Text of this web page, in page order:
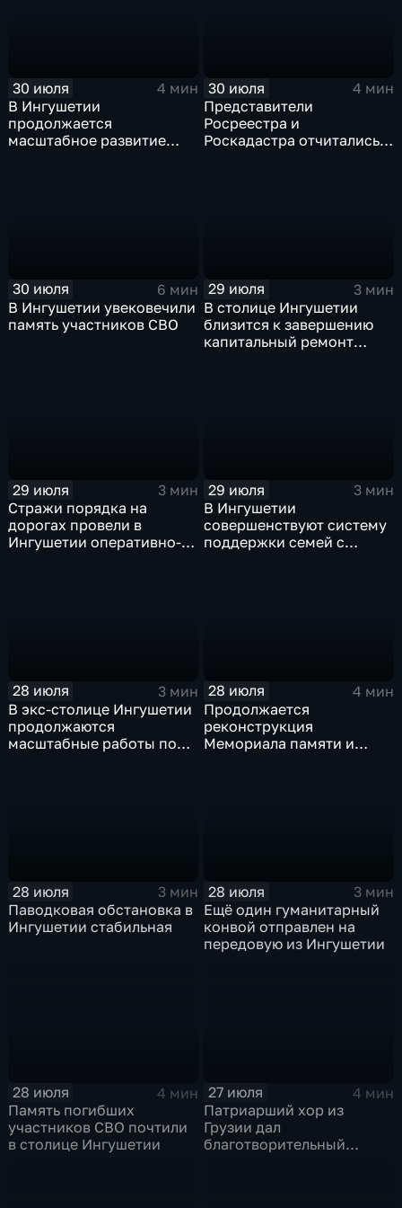
30 июля
4 мин
В Ингушетии
продолжается
масштабное развитие
30 июля
4 мин
Представители
Росреестра и
Роскадастра отчитались
30 июля
6 мин
В Ингушетии увековечили
память участников СВО
29 июля
3 мин
В столице Ингушетии
близится к завершению
капитальный ремонт
29 июля
3 мин
Стражи порядка на
дорогах провели в
Ингушетии оперативно-
29 июля
3 мин
В Ингушетии
совершенствуют систему
поддержки семей с
28 июля
3 мин
В экс-столице Ингушетии
продолжаются
масштабные работы по
28 июля
4 мин
Продолжается
реконструкция
Мемориала памяти и
28 июля
3 мин
Паводковая обстановка в
Ингушетии стабильная
28 июля
3 мин
Ещё один гуманитарный
конвой отправлен на
передовую из Ингушетии
28 июля
4 мин
Память погибших
участников СВО почтили
в столице Ингушетии
27 июля
4 мин
Патриарший хор из
Грузии дал
благотворительный